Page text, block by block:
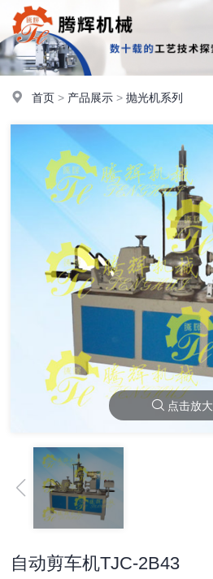
首页 > 产品展示 >抛光机系列
点击放大
自动剪车机TJC-2B43